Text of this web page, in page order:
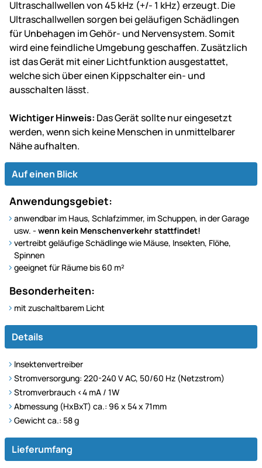
Ultraschallwellen von 45 kHz (+/- 1 kHz) erzeugt. Die
Ultraschallwellen sorgen bei geläufigen Schädlingen
für Unbehagen im Gehör- und Nervensystem. Somit
wird eine feindliche Umgebung geschaffen. Zusätzlich
ist das Gerät mit einer Lichtfunktion ausgestattet,
welche sich über einen Kippschalter ein- und
ausschalten lässt.
Wichtiger Hinweis: Das Gerät sollte nur eingesetzt
werden, wenn sich keine Menschen in unmittelbarer
Nähe aufhalten.
Auf einen Blick
Anwendungsgebiet:
anwendbar im Haus, Schlafzimmer, im Schuppen, in der Garage
usw. - wenn kein Menschenverkehr stattfindet!
vertreibt geläufige Schädlinge wie Mäuse, Insekten, Flöhe,
Spinnen
geeignet für Räume bis 60 m²
Besonderheiten:
mit zuschaltbarem Licht
Details
Insektenvertreiber
Stromversorgung: 220-240 V AC, 50/60 Hz (Netzstrom)
Stromverbrauch <4 mA / 1W
Abmessung (HxBxT) ca.: 96 x 54 x 71mm
Gewicht ca.: 58 g
Lieferumfang